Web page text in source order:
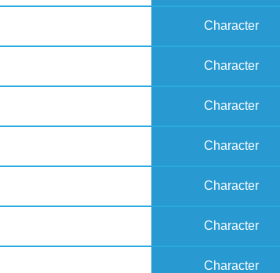
Character
Character
Character
Character
Character
Character
Character